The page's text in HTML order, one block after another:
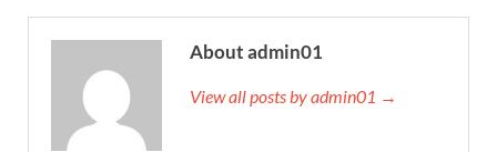
About admin01
View all posts by admin01 →